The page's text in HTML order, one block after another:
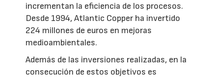
incrementan la eficiencia de los procesos.
Desde 1994, Atlantic Copper ha invertido
224 millones de euros en mejoras
medioambientales.
Además de las inversiones realizadas, en la
consecución de estos objetivos es